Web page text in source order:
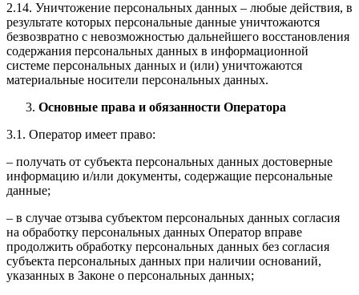
2.14. Уничтожение персональных данных – любые действия, в
результате которых персональные данные уничтожаются
безвозвратно с невозможностью дальнейшего восстановления
содержания персональных данных в информационной
системе персональных данных и (или) уничтожаются
материальные носители персональных данных.
Основные права и обязанности Оператора
3.1. Оператор имеет право:
– получать от субъекта персональных данных достоверные
информацию и/или документы, содержащие персональные
данные;
– в случае отзыва субъектом персональных данных согласия
на обработку персональных данных Оператор вправе
продолжить обработку персональных данных без согласия
субъекта персональных данных при наличии оснований,
указанных в Законе о персональных данных;